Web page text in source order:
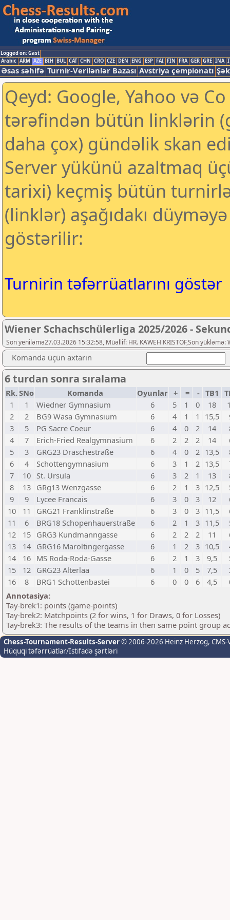
Logged on: Gast
Arabic ARM AZE BIH BUL CAT CHN CRO CZE DEN ENG ESP FAI FIN FRA GER GRE INA
Əsas səhifə Turnir-Verilənlər Bazası Avstriya çempionatı
Qeyd: Google, Yahoo və
tərəfindən bütün linklərin
daha çox) gündəlik skan
Server yükünü azaltmaq
tarixi) keçmiş bütün
(linklər) aşağıdakı
göstərilir:
Turnirin təfərrüatlarını göstər
Wiener Schachschülerliga 2025/2026 -
Son yeniləmə27.03.2026 15:32:58, Müəllif: HR. KAWEH KRISTOF,Son
Komanda üçün axtarın
6 turdan sonra sıralama
Rk.SNo Komanda Oyunlar + = - TB1
1
1 Wiedner Gymnasium 6 5 1 0 18
2
2 BG9 Wasa Gymnasium 6 4 1 1 15,5
3
5 PG Sacre Coeur 6 4 0 2 14
4
7 Erich-Fried Realgymnasium 6 2 2 2 14
5
3 GRG23 Draschestraße 6 4 0 2 13,5
6
4 Schottengymnasium 6 3 1 2 13,5
7
10 St. Ursula 6 3 2 1 13
8
13 GRg13 Wenzgasse 6 2 1 3 12,5
9
9 Lycee Francais 6 3 0 3 12
10
11 GRG21 Franklinstraße 6 3 0 3 11,5
11
6 BRG18 Schopenhauerstraße 6 2 1 3 11,5
12
15 GRG3 Kundmanngasse 6 2 2 2 11
13
14 GRG16 Maroltingergasse 6 1 2 3 10,5
14
16 MS Roda-Roda-Gasse 6 2 1 3 9,5
15
12 GRG23 Alterlaa 6 1 0 5 7,5
16
8 BRG1 Schottenbastei 6 0 0 6 4,5
Annotasiya:
Tay-brek1: points (game-points)
Tay-brek2: Matchpoints (2 for wins, 1 for Draws, 0 for Losses)
Tay-brek3: The results of the teams in then same point group
Chess-Tournament-Results-Server© 2006-2026 Heinz Herzog,
Hüquqi təfərrüatlar/İstifadə şərtləri